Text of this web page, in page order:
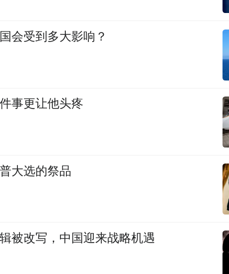
会受到多大影响？
事更让他头疼
大选的祭品
被改写，中国迎来战略机遇